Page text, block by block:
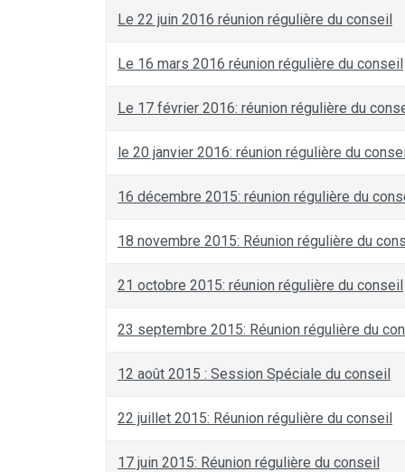
Le 22 juin 2016 réunion régulière du conseil
Le 16 mars 2016 réunion régulière du conseil
Le 17 février 2016: réunion régulière du
le 20 janvier 2016: réunion régulière du
16 décembre 2015: réunion régulière du
18 novembre 2015: Réunion régulière du
21 octobre 2015: réunion régulière du conseil
23 septembre 2015: Réunion régulière du
12 août 2015 : Session Spéciale du conseil
22 juillet 2015: Réunion régulière du conseil
17 juin 2015: Réunion régulière du conseil